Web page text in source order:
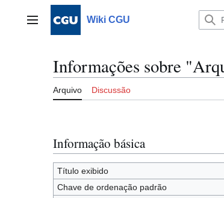
Menu principalWiki CGU
Informações sobre
Arquivo Discussão
Informação básica
Título exibido
Chave de ordenação padrão